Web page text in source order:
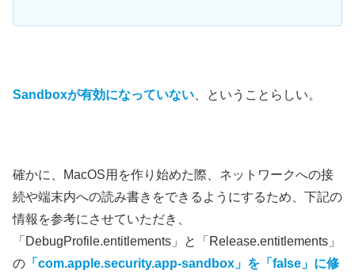
Sandboxが有効になっていない 、ということらしい。
確かに、MacOS用を作り始めた際、ネットワークへの接
続や端末内への読み書きをできるようにするため、下記の
情報を参考にさせていただき、
「DebugProfile.entitlements」と「Release.entitlements」
の 「com.apple.security.app-sandbox」を「false」に修